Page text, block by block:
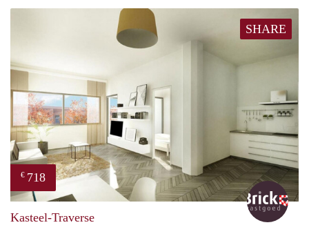
SHARE
€ 718
Kasteel-Traverse